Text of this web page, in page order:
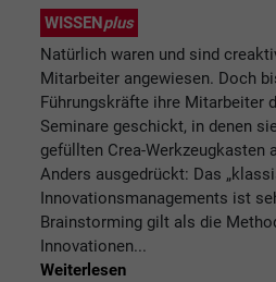
WISSEN plus
Natürlich waren und sind
Mitarbeiter angewiesen. Doch
Führungskräfte ihre Mitarbeiter
Seminare geschickt, in denen
gefüllten Crea-Werkzeugkasten
Anders ausgedrückt: Das
Innovationsmanagements ist
Brainstorming gilt als die
Innovationen...
Weiterlesen